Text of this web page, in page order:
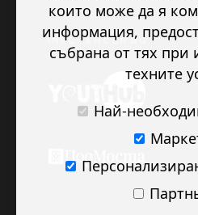
които може да я
информация,
събрана от тях при
техните
Най-